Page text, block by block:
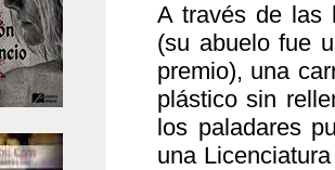
A través de las
(su abuelo fue
premio), una
plástico sin
los paladares
una